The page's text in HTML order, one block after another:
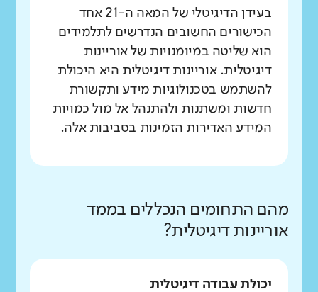
בעידן הדיגיטלי של המאה ה-21 אחד
הכישורים החשובים הנדרשים לתלמידים
הוא שליטה במיומנויות של אוריינות
דיגיטלית. אוריינות דיגיטלית היא היכולת
להשתמש בטכנולוגיות מידע ותקשורת
חדשות ומשתנות ולהתנהל אל מול כמויות
המידע האדירות הזמינות בסביבות אלה.
מהם התחומים הנכללים בממד
אוריינות דיגיטלית?
יכולת עבודה דיגיטלית